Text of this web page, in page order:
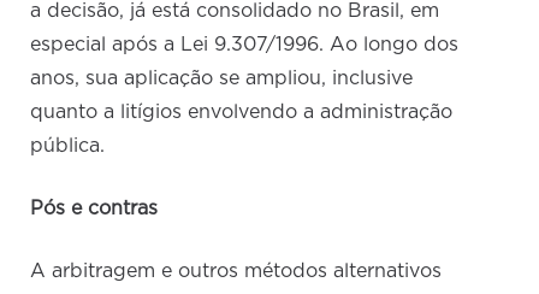
a decisão, já está consolidado no Brasil, em
especial após a Lei 9.307/1996. Ao longo dos
anos, sua aplicação se ampliou, inclusive
quanto a litígios envolvendo a administração
pública.
Pós e contras
A arbitragem e outros métodos alternativos